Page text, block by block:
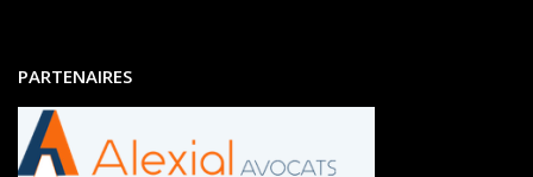
PARTENAIRES